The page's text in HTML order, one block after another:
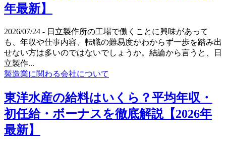
年最新】
2026/07/24 - 日立製作所の工場で働くことに興味があって
も、年収や仕事内容、転職の難易度がわからず一歩を踏み出
せない方は多いのではないでしょうか。結論から言うと、日
立製作...
製造業に関わる会社について
東洋水産の給料はいくら？平均年収・
初任給・ボーナスを徹底解説【2026年
最新】